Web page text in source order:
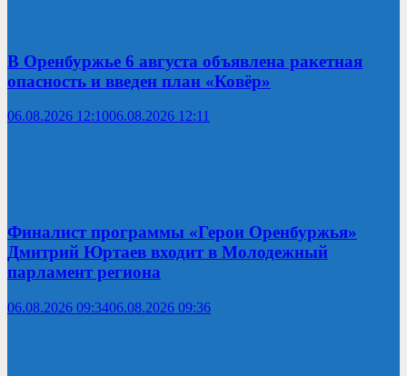
В Оренбуржье 6 августа объявлена ракетная
опасность и введен план «Ковёр»
06.08.2026 12:1006.08.2026 12:11
Финалист программы «Герои Оренбуржья»
Дмитрий Юртаев входит в Молодежный
парламент региона
06.08.2026 09:3406.08.2026 09:36